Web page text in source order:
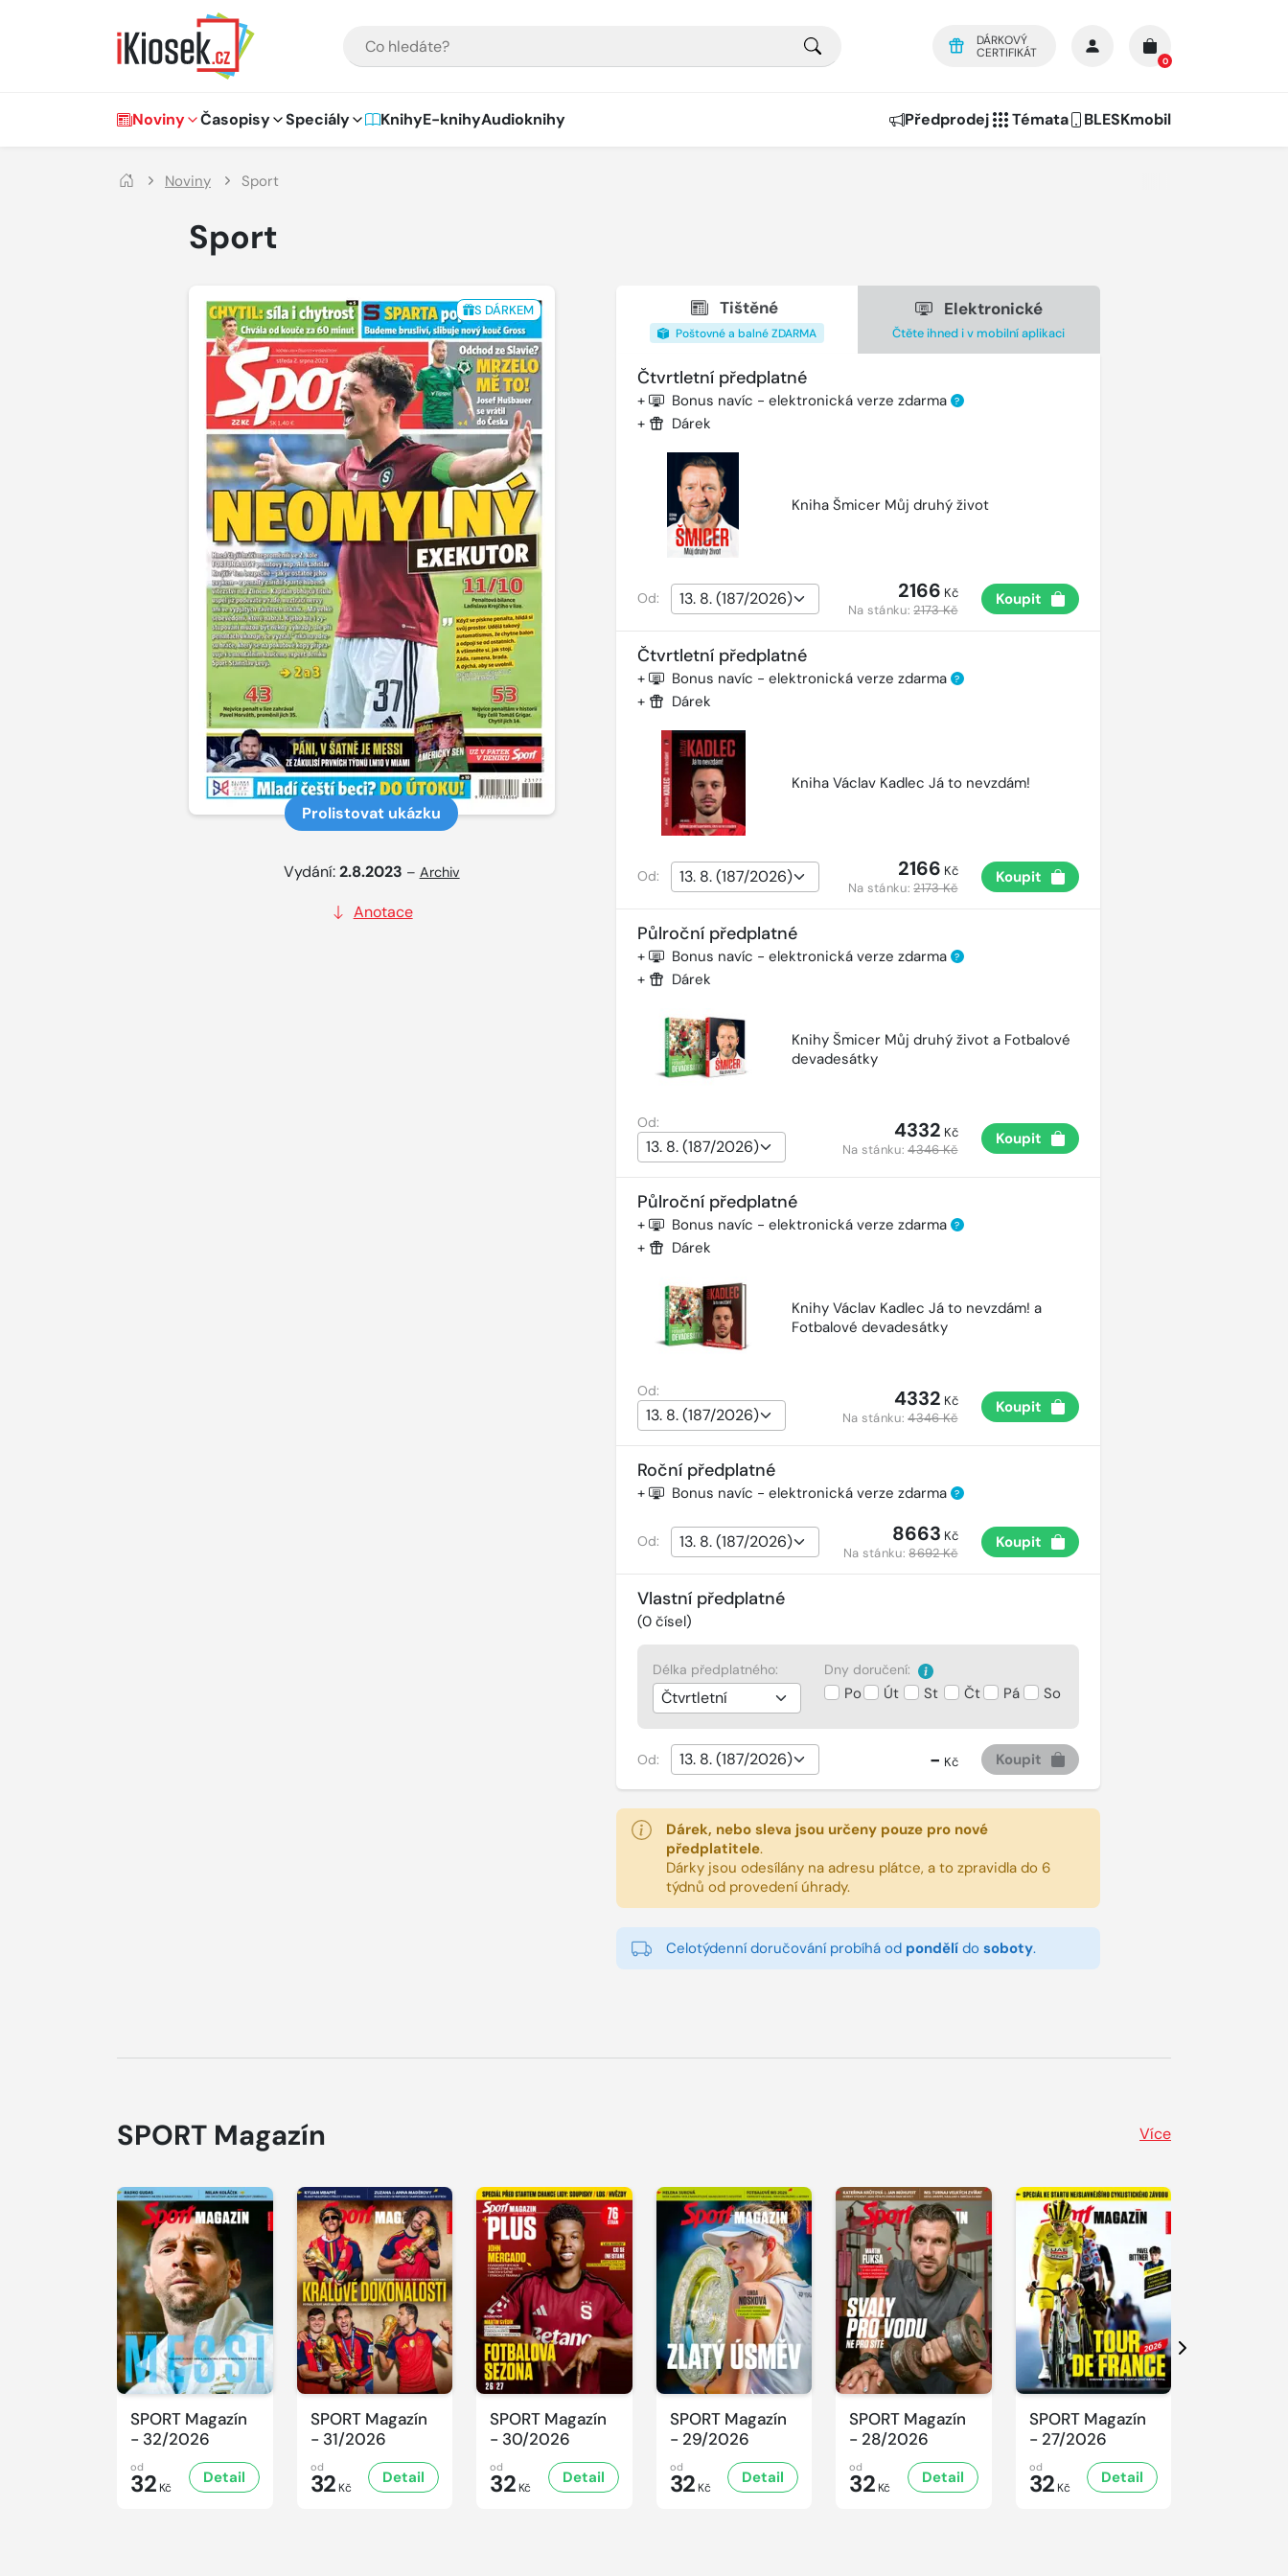
DÁRKOVÝ
CERTIFIKÁT
0
Hlavní navigace
Noviny Časopisy Speciály KnihyE-knihyAudioknihy Předprodej Témata BLESKmobil
Noviny Sport
Sport
S DÁRKEM
Prolistovat ukázku
Vydání:2.8.2023 – Archiv
Anotace
Tištěné
Poštovné a balné ZDARMA
Elektronické
Čtěte ihned i v mobilní aplikaci
Čtvrtletní předplatné
+ Bonus navíc - elektronická verze zdarma ?
+ Dárek
Kniha Šmicer Můj druhý život
Od: 2166 Kč
Na stánku:2173 Kč
Koupit
Čtvrtletní předplatné
+ Bonus navíc - elektronická verze zdarma ?
+ Dárek
Kniha Václav Kadlec Já to nevzdám!
Od: 2166 Kč
Na stánku:2173 Kč
Koupit
Půlroční předplatné
+ Bonus navíc - elektronická verze zdarma ?
+ Dárek
Knihy Šmicer Můj druhý život a Fotbalové
devadesátky
Od: 4332 Kč
Na stánku:4346 Kč
Koupit
Půlroční předplatné
+ Bonus navíc - elektronická verze zdarma ?
+ Dárek
Knihy Václav Kadlec Já to nevzdám! a
Fotbalové devadesátky
Od: 4332 Kč
Na stánku:4346 Kč
Koupit
Roční předplatné
+ Bonus navíc - elektronická verze zdarma ?
Od: 8663 Kč
Na stánku:8692 Kč
Koupit
Vlastní předplatné
(0čísel)
Délka předplatného: Dny doručení:
Po Út St Čt Pá So
Od: - Kč Koupit
Dárek, nebo sleva jsou určeny pouze pro nové
předplatitele.
Dárky jsou odesílány na adresu plátce, a to zpravidla do 6
týdnů od provedení úhrady.
Celotýdenní doručování probíhá od pondělído soboty.
SPORT Magazín Více
SPORT Magazín
- 32/2026
od
32 Kč
Detail
SPORT Magazín
- 31/2026
od
32 Kč
Detail
SPORT Magazín
- 30/2026
od
32 Kč
Detail
SPORT Magazín
- 29/2026
od
32 Kč
Detail
SPORT Magazín
- 28/2026
od
32 Kč
Detail
SPORT Magazín
- 27/2026
od
32 Kč
Detail
Další